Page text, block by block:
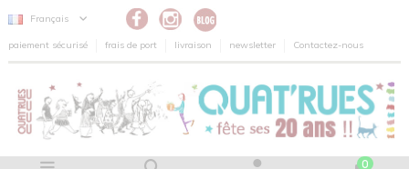
Panneau de gestion des cookies
Français
paiement sécurisé frais de port livraison newsletter Contactez-nous
0